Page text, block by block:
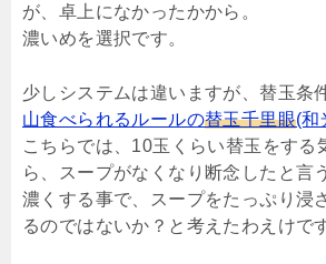
が、卓上になかったかから。
濃いめを選択です。
少しシステムは違いますが、替玉条
山食べられるルールの替玉千里眼(和
こちらでは、10玉くらい替玉をする
ら、スープがなくなり断念したと言
濃くする事で、スープをたっぷり浸
るのではないか？と考えたわえけで